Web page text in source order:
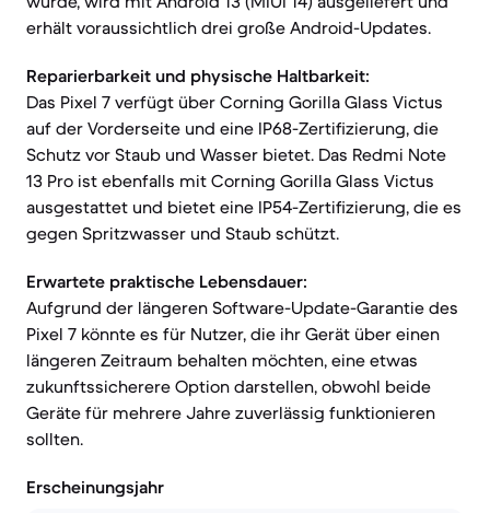
erhält voraussichtlich drei große Android-Updates.
Reparierbarkeit und physische Haltbarkeit:
Das Pixel 7 verfügt über Corning Gorilla Glass Victus
auf der Vorderseite und eine IP68-Zertifizierung, die
Schutz vor Staub und Wasser bietet. Das Redmi Note
13 Pro ist ebenfalls mit Corning Gorilla Glass Victus
ausgestattet und bietet eine IP54-Zertifizierung, die es
gegen Spritzwasser und Staub schützt.
Erwartete praktische Lebensdauer:
Aufgrund der längeren Software-Update-Garantie des
Pixel 7 könnte es für Nutzer, die ihr Gerät über einen
längeren Zeitraum behalten möchten, eine etwas
zukunftssicherere Option darstellen, obwohl beide
Geräte für mehrere Jahre zuverlässig funktionieren
sollten.
Erscheinungsjahr